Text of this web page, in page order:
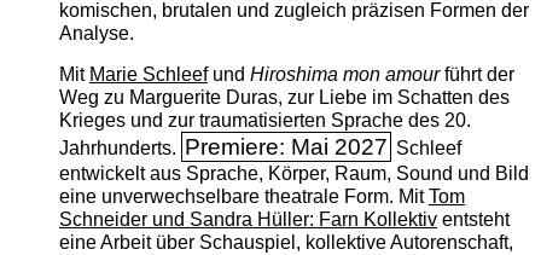
komischen, brutalen und zugleich präzisen Formen der
Analyse.
Mit Marie Schleefund Hiroshima mon amourführt der
Weg zu Marguerite Duras, zur Liebe im Schatten des
Krieges und zur traumatisierten Sprache des 20.
Jahrhunderts. Premiere: Mai 2027 Schleef
entwickelt aus Sprache, Körper, Raum, Sound und Bild
eine unverwechselbare theatrale Form. MitTom
Schneider und Sandra Hüller: Farn Kollektiventsteht
eine Arbeit über Schauspiel, kollektive Autorenschaft,